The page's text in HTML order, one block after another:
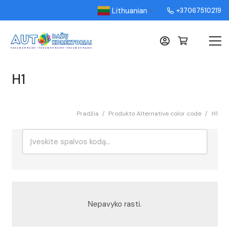
Lithuanian ▼ +37067510219
H1
Pradžia / Produkto Alternative color code / H1
Nepavyko rasti.